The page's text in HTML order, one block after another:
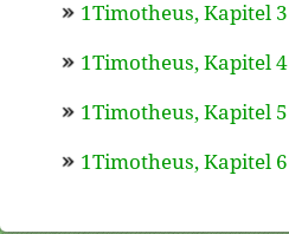
1Timotheus, Kapitel 3
1Timotheus, Kapitel 4
1Timotheus, Kapitel 5
1Timotheus, Kapitel 6